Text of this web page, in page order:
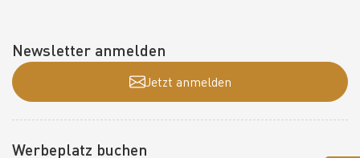
Newsletter anmelden
Jetzt anmelden
Werbeplatz buchen